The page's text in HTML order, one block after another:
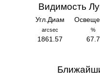
Видимость
Угл.Диам
arcsec
1861.57
%
67.7